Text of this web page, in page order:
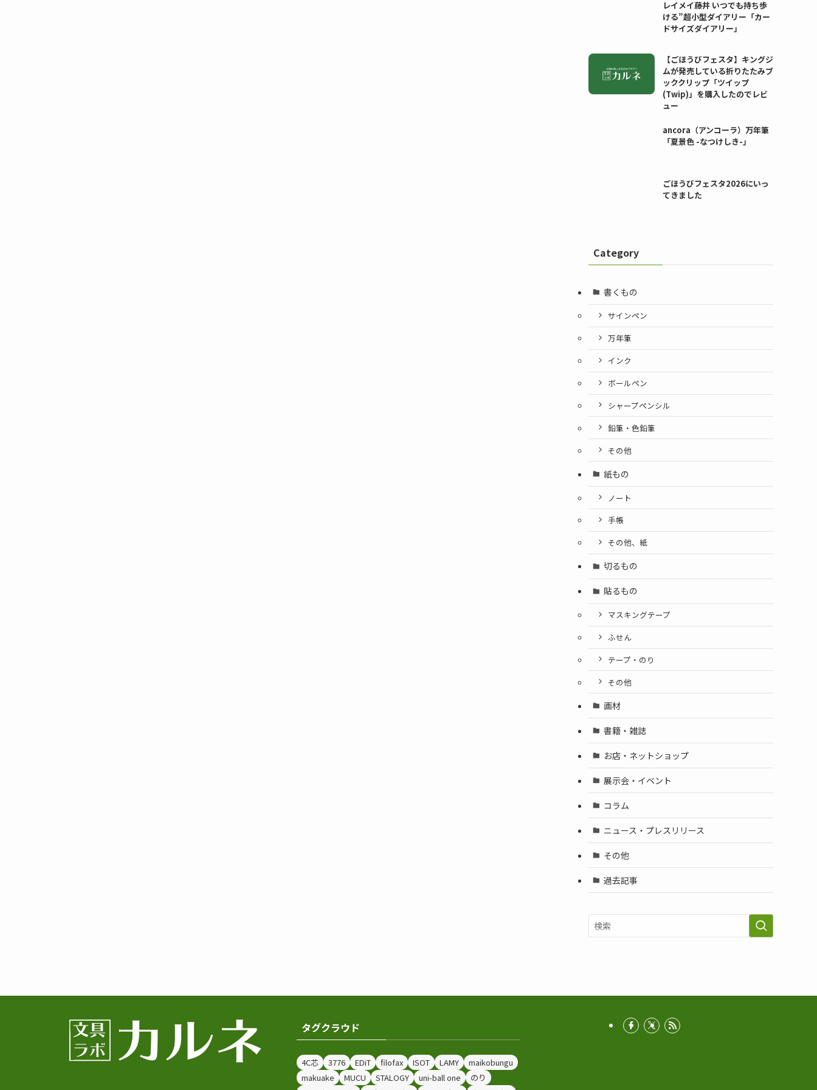
レイメイ藤井 いつでも持ち歩
ける”超小型ダイアリー「カー
ドサイズダイアリー」
【ごほうびフェスタ】キングジ
ムが発売している折りたたみブ
ッククリップ「ツイップ
(Twip)」を購入したのでレビ
ュー
ancora（アンコーラ）万年筆
「夏景色 -なつけしき-」
ごほうびフェスタ2026にいっ
てきました
Category
書くもの
サインペン
万年筆
インク
ボールペン
シャープペンシル
鉛筆・色鉛筆
その他
紙もの
ノート
手帳
その他、紙
切るもの
貼るもの
マスキングテープ
ふせん
テープ・のり
その他
画材
書籍・雑誌
お店・ネットショップ
展示会・イベント
コラム
ニュース・プレスリリース
その他
過去記事
タグクラウド
4C芯 3776 EDiT filofax ISOT LAMY
maikobungu
makuake
MUCU STALOGY uni-ball one
のり